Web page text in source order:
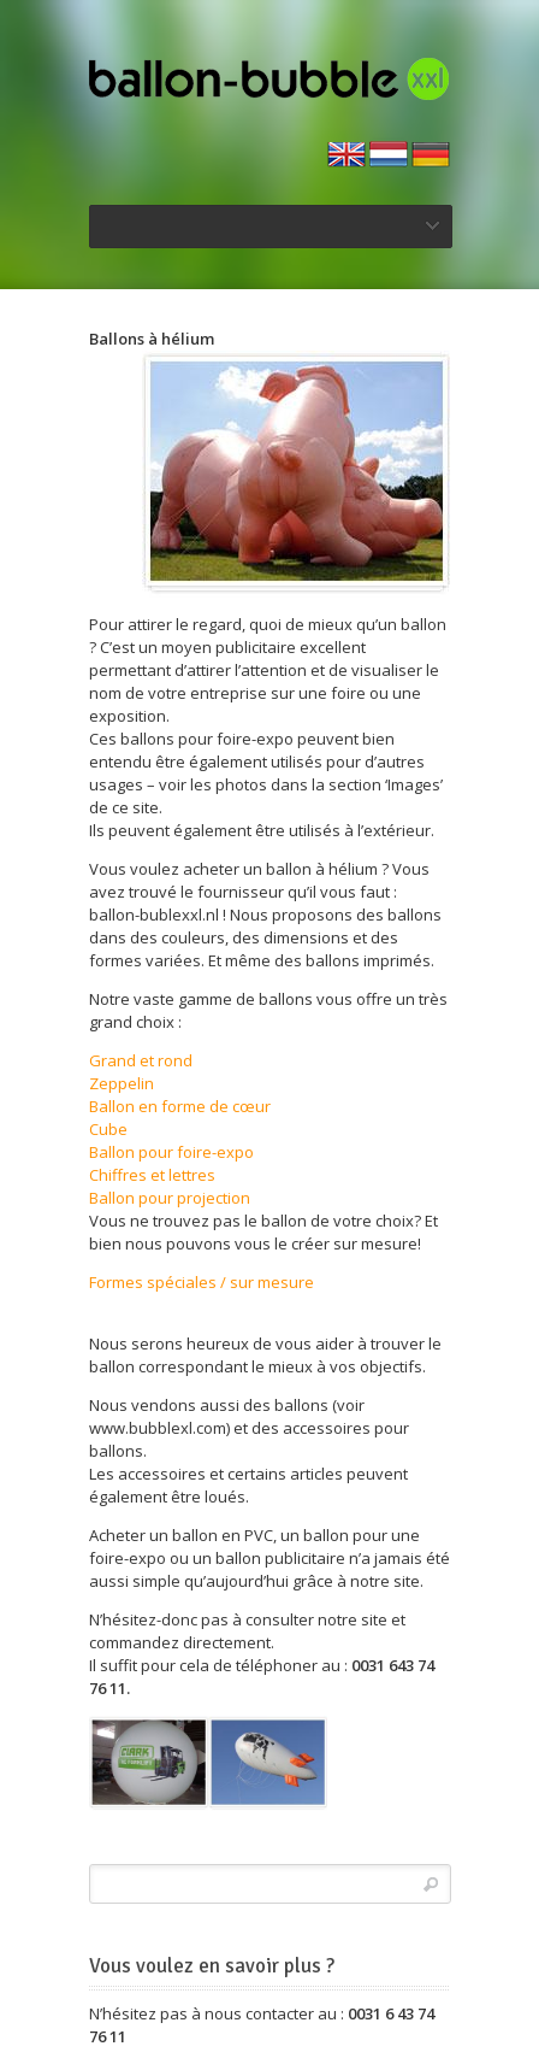
Ballons à hélium
Pour attirer le regard, quoi de mieux qu’un ballon
? C’est un moyen publicitaire excellent
permettant d’attirer l’attention et de visualiser le
nom de votre entreprise sur une foire ou une
exposition.
Ces ballons pour foire-expo peuvent bien
entendu être également utilisés pour d’autres
usages – voir les photos dans la section ‘Images’
de ce site.
Ils peuvent également être utilisés à l’extérieur.
Vous voulez acheter un ballon à hélium ? Vous
avez trouvé le fournisseur qu’il vous faut :
ballon-bublexxl.nl ! Nous proposons des ballons
dans des couleurs, des dimensions et des
formes variées. Et même des ballons imprimés.
Notre vaste gamme de ballons vous offre un très
grand choix :
Grand et rond
Zeppelin
Ballon en forme de cœur
Cube
Ballon pour foire-expo
Chiffres et lettres
Ballon pour projection
Vous ne trouvez pas le ballon de votre choix? Et
bien nous pouvons vous le créer sur mesure!
Formes spéciales / sur mesure
Nous serons heureux de vous aider à trouver le
ballon correspondant le mieux à vos objectifs.
Nous vendons aussi des ballons (voir
www.bubblexl.com) et des accessoires pour
ballons.
Les accessoires et certains articles peuvent
également être loués.
Acheter un ballon en PVC, un ballon pour une
foire-expo ou un ballon publicitaire n’a jamais été
aussi simple qu’aujourd’hui grâce à notre site.
N’hésitez-donc pas à consulter notre site et
commandez directement.
Il suffit pour cela de téléphoner au : 0031 643 74
76 11.
Vous voulez en savoir plus ?
N’hésitez pas à nous contacter au : 0031 6 43 74
76 11